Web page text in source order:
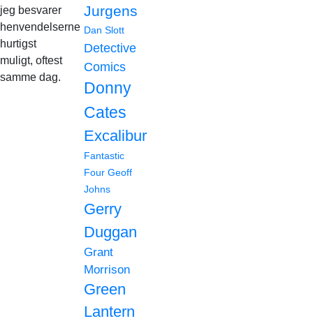
jeg besvarer
henvendelserne
hurtigst
muligt, oftest
samme dag.
Jurgens
Dan Slott
Detective
Comics
Donny
Cates
Excalibur
Fantastic
Four Geoff
Johns
Gerry
Duggan
Grant
Morrison
Green
Lantern